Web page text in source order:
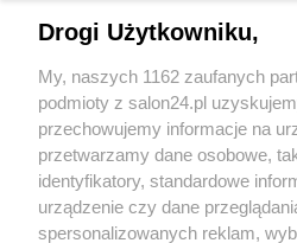
Sport
Społeczeństwo
Kultura
Drogi Użytkowniku,
My, naszych 1162 zaufanych
podmioty z salon24.pl
przechowujemy informacje na
przetwarzamy dane osobowe,
identyfikatory, standardowe
urządzenie czy dane
spersonalizowanych reklam,